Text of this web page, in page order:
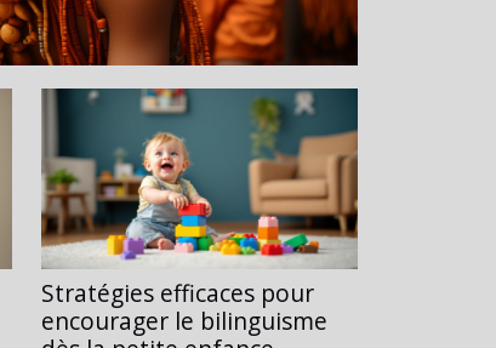
Stratégies efficaces pour
encourager le bilinguisme